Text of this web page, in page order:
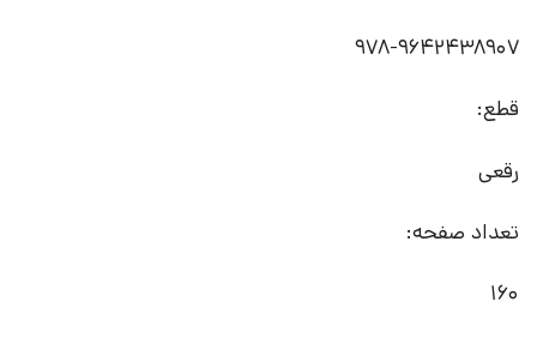
978-9642438907
قطع:
رقعی
تعداد صفحه:
160